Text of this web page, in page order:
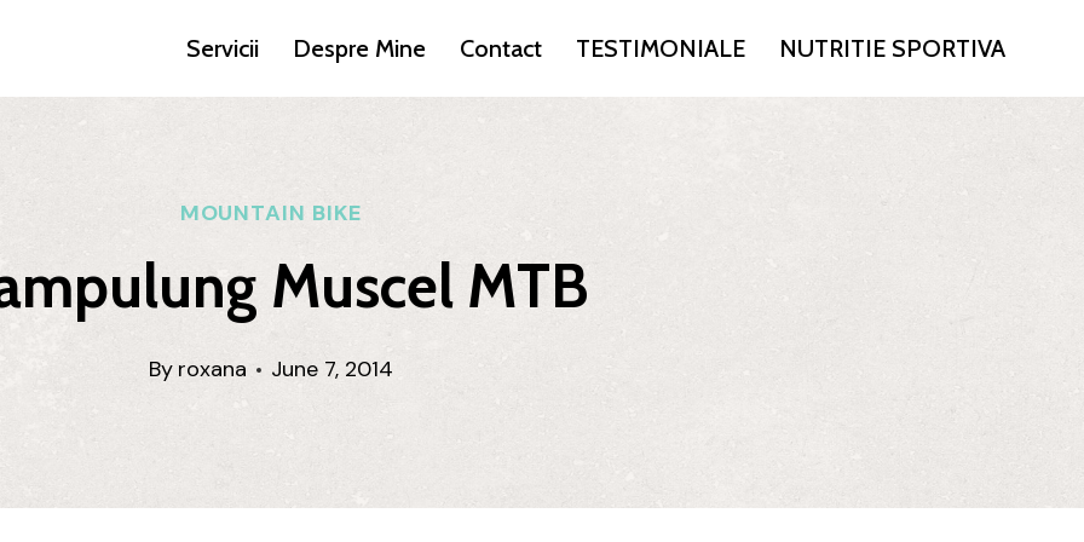
Servicii Despre Mine Contact TESTIMONIALE NUTRITIE SPORTIVA
MOUNTAIN BIKE
Muscel MTB
By roxana June 7, 2014